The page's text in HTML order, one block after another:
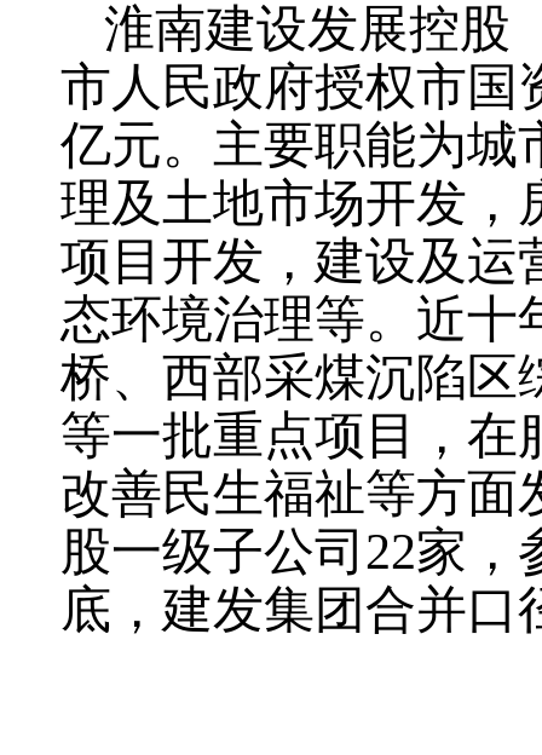
淮南建设发展控股
市人民政府授权市国
亿元。主要职能为城
理及土地市场开发，
项目开发，建设及运
态环境治理等。近十
桥、西部采煤沉陷区
等一批重点项目，在
改善民生福祉等方
股一级子公司22家，
底，建发集团合并